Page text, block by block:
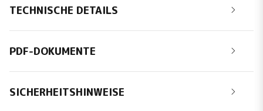
TECHNISCHE DETAILS
PDF-DOKUMENTE
SICHERHEITSHINWEISE